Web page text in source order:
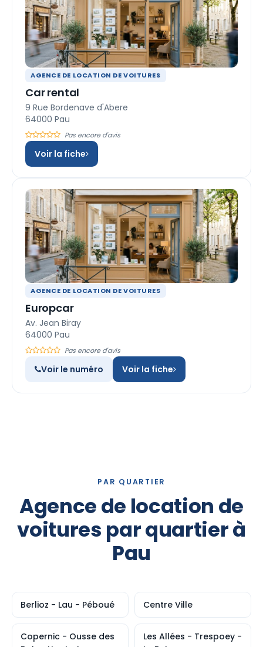
AGENCE DE LOCATION DE VOITURES
Car rental
9 Rue Bordenave d'Abere
64000 Pau
Pas encore d'avis
Voir la fiche
AGENCE DE LOCATION DE VOITURES
Europcar
Av. Jean Biray
64000 Pau
Pas encore d'avis
Voir le numéro Voir la fiche
PAR QUARTIER
Agence de location de
voitures par quartier à
Pau
Berlioz - Lau - Péboué Centre Ville
Copernic - Ousse des
Les Allées - Trespoey -